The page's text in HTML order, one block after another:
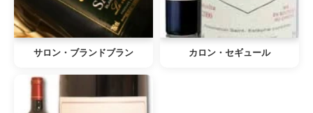
サロン・ブランドブラン カロン・セギュール